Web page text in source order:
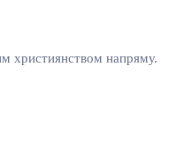
християнством напряму.